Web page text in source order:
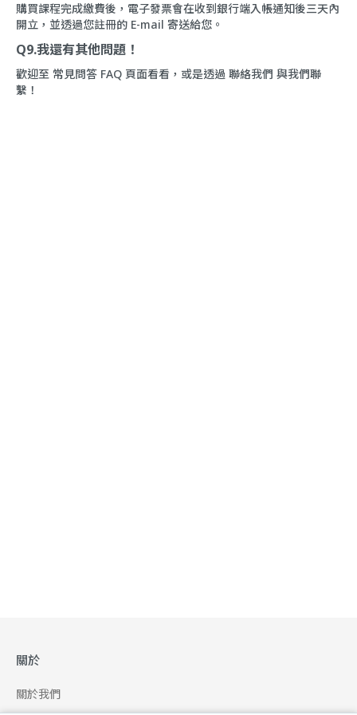
購買課程完成繳費後，電子發票會在收到銀行端入帳通知後三天內
開立，並透過您註冊的 E-mail 寄送給您。
Q9.我還有其他問題！
歡迎至 常見問答 FAQ 頁面看看，或是透過 聯絡我們 與我們聯
繫！
關於
關於我們